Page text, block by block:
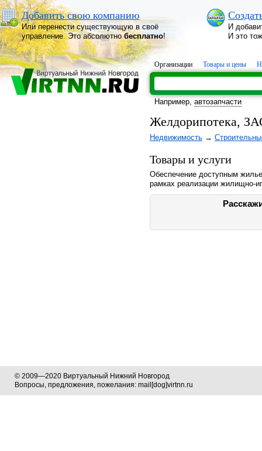
Добавить свою компанию
Или перенести существующую в своё
управление. Это абсолютнобесплатно!
И
И это
Организации Товары и цены
Например, автозапчасти
Желдорипотека,
Недвижимость →
Товары и услуги
Обеспечение доступным
рамках реализации жилищно-
© 2009—2020 Виртуальный Нижний Новгород
Вопросы, предложения, пожелания: mail[dog]virtnn.ru